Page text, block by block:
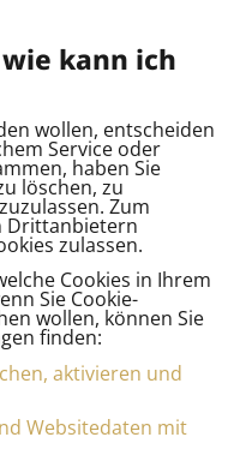
kann ich
wollen, entscheiden
Service oder
haben Sie
löschen, zu
Zum
Drittanbietern
zulassen.
Cookies in Ihrem
Sie Cookie-
wollen, können Sie
finden:
aktivieren und
Websitedaten mit